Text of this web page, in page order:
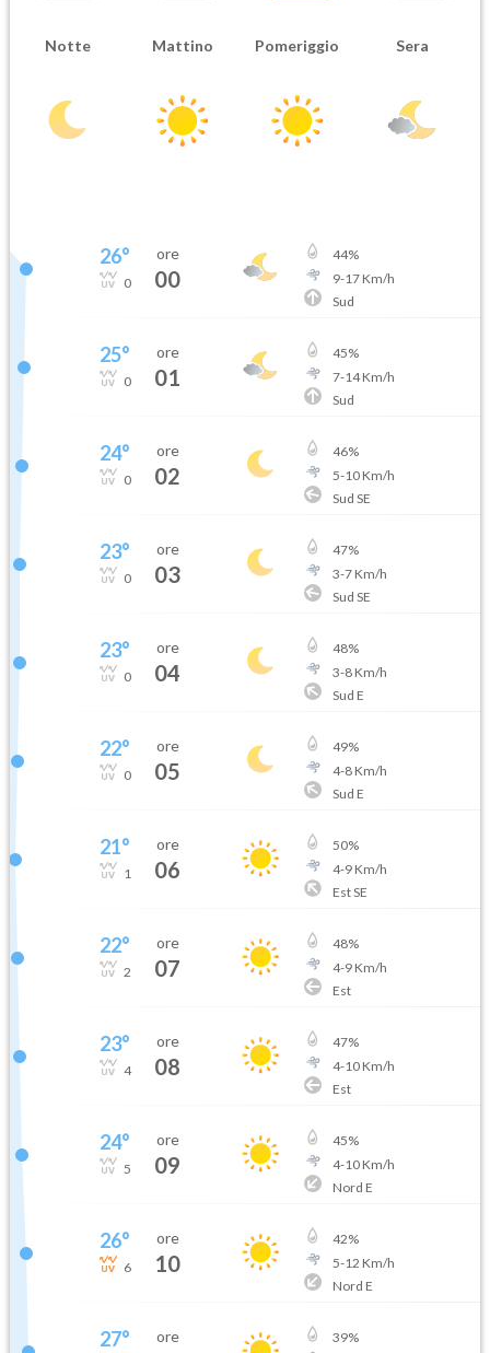
Notte Mattino Pomeriggio Sera
26°
0
ore
00
44%
9-17Km/h
Sud
25°
0
ore
01
45%
7-14Km/h
Sud
24°
0
ore
02
46%
5-10Km/h
Sud SE
23°
0
ore
03
47%
3-7Km/h
Sud SE
23°
0
ore
04
48%
3-8Km/h
Sud E
22°
0
ore
05
49%
4-8Km/h
Sud E
21°
1
ore
06
50%
4-9Km/h
Est SE
22°
2
ore
07
48%
4-9Km/h
Est
23°
4
ore
08
47%
4-10Km/h
Est
24°
5
ore
09
45%
4-10Km/h
Nord E
26°
6
ore
10
42%
5-12 Km/h
Nord E
27° ore 39%